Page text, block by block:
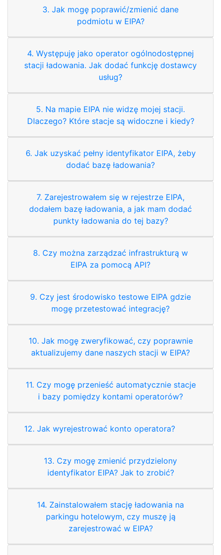
3. Jak mogę poprawić/zmienić dane
podmiotu w EIPA?
4. Występuję jako operator ogólnodostępnej
stacji ładowania. Jak dodać funkcję dostawcy
usług?
5. Na mapie EIPA nie widzę mojej stacji.
Dlaczego? Które stacje są widoczne i kiedy?
6. Jak uzyskać pełny identyfikator EIPA, żeby
dodać bazę ładowania?
7. Zarejestrowałem się w rejestrze EIPA,
dodałem bazę ładowania, a jak mam dodać
punkty ładowania do tej bazy?
8. Czy można zarządzać infrastrukturą w
EIPA za pomocą API?
9. Czy jest środowisko testowe EIPA gdzie
mogę przetestować integrację?
10. Jak mogę zweryfikować, czy poprawnie
aktualizujemy dane naszych stacji w EIPA?
11. Czy mogę przenieść automatycznie stacje
i bazy pomiędzy kontami operatorów?
12. Jak wyrejestrować konto operatora?
13. Czy mogę zmienić przydzielony
identyfikator EIPA? Jak to zrobić?
14. Zainstalowałem stację ładowania na
parkingu hotelowym, czy muszę ją
zarejestrować w EIPA?